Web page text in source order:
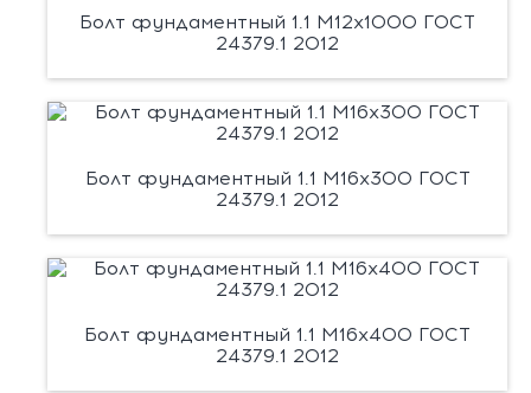
Болт фундаментный 1.1 М12х1000 ГОСТ
24379.1 2012
Болт фундаментный 1.1 М16х300 ГОСТ
24379.1 2012
Болт фундаментный 1.1 М16х400 ГОСТ
24379.1 2012